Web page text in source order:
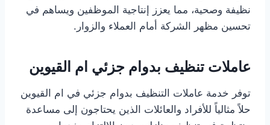
نظيفة وصحية، مما يعزز إنتاجية الموظفين ويساهم في
تحسين مظهر الشركة أمام العملاء والزوار.
عاملات تنظيف بدوام جزئي ام القيوين
توفر خدمة عاملات التنظيف بدوام جزئي في ام القيوين
حلاً مثالياً للأفراد والعائلات الذين يحتاجون إلى مساعدة